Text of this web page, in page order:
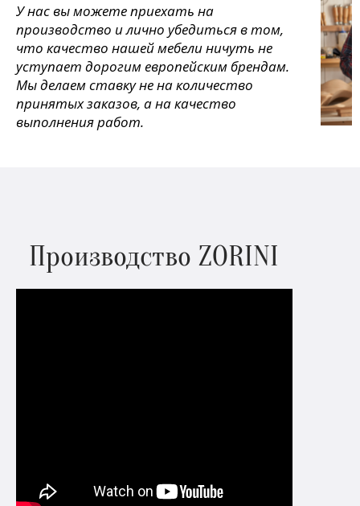
У нас вы можете приехать на
производство и лично убедиться в том,
что качество нашей мебели ничуть не
уступает дорогим европейским брендам.
Мы делаем ставку не на количество
принятых заказов, а на качество
выполнения работ.
Производство ZORINI